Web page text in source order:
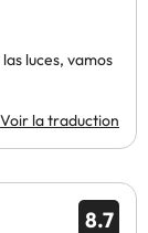
luces, vamos
Voir la traduction
8.7